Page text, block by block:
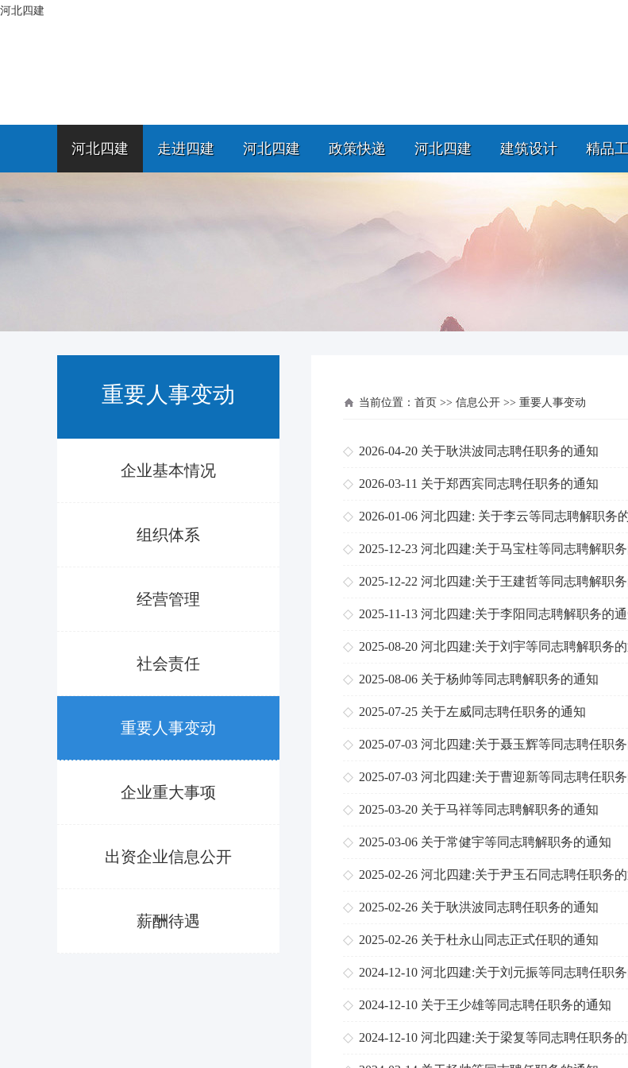
河北四建
河北四建 走进四建 河北四建 政策快递 河北四建 建筑设计 精品
重要人事变动
企业基本情况
组织体系
经营管理
社会责任
重要人事变动
企业重大事项
出资企业信息公开
薪酬待遇
当前位置： 首页 >> 信息公开 >> 重要人事变动
2026-04-20 关于耿洪波同志聘任职务的通知
2026-03-11 关于郑西宾同志聘任职务的通知
2026-01-06 河北四建: 关于李云等同志聘解职务
2025-12-23 河北四建:关于马宝柱等同志聘解职
2025-12-22 河北四建:关于王建哲等同志聘解职
2025-11-13 河北四建:关于李阳同志聘解职务的
2025-08-20 河北四建:关于刘宇等同志聘解职务
2025-08-06 关于杨帅等同志聘解职务的通知
2025-07-25 关于左威同志聘任职务的通知
2025-07-03 河北四建:关于聂玉辉等同志聘任职
2025-07-03 河北四建:关于曹迎新等同志聘任职
2025-03-20 关于马祥等同志聘解职务的通知
2025-03-06 关于常健宇等同志聘解职务的通知
2025-02-26 河北四建:关于尹玉石同志聘任职务
2025-02-26 关于耿洪波同志聘任职务的通知
2025-02-26 关于杜永山同志正式任职的通知
2024-12-10 河北四建:关于刘元振等同志聘任职
2024-12-10 关于王少雄等同志聘任职务的通知
2024-12-10 河北四建:关于梁复等同志聘任职务